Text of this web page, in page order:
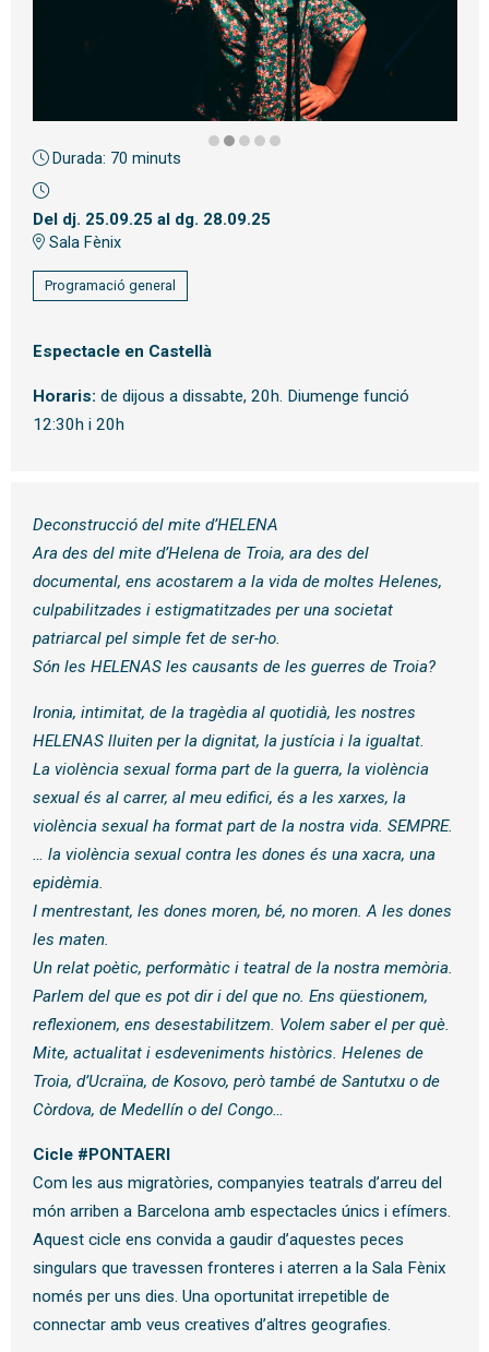
Diapositiva 2 de 5
Durada: 70 minuts
Del dj. 25.09.25al dg. 28.09.25
Sala Fènix
Programació general
Espectacle en Castellà
Horaris: de dijous a dissabte, 20h. Diumenge funció
12:30h i 20h
Deconstrucció del mite d’HELENA
Ara des del mite d’Helena de Troia, ara des del
documental, ens acostarem a la vida de moltes Helenes,
culpabilitzades i estigmatitzades per una societat
patriarcal pel simple fet de ser-ho.
Són les HELENAS les causants de les guerres de Troia?
Ironia, intimitat, de la tragèdia al quotidià, les nostres
HELENAS lluiten per la dignitat, la justícia i la igualtat.
La violència sexual forma part de la guerra, la violència
sexual és al carrer, al meu edifici, és a les xarxes, la
violència sexual ha format part de la nostra vida. SEMPRE.
… la violència sexual contra les dones és una xacra, una
epidèmia.
I mentrestant, les dones moren, bé, no moren. A les dones
les maten.
Un relat poètic, performàtic i teatral de la nostra memòria.
Parlem del que es pot dir i del que no. Ens qüestionem,
reflexionem, ens desestabilitzem. Volem saber el per què.
Mite, actualitat i esdeveniments històrics. Helenes de
Troia, d’Ucraïna, de Kosovo, però també de Santutxu o de
Còrdova, de Medellín o del Congo…
Cicle #PONTAERI
Com les aus migratòries, companyies teatrals d’arreu del
món arriben a Barcelona amb espectacles únics i efímers.
Aquest cicle ens convida a gaudir d’aquestes peces
singulars que travessen fronteres i aterren a la Sala Fènix
només per uns dies. Una oportunitat irrepetible de
connectar amb veus creatives d’altres geografies.